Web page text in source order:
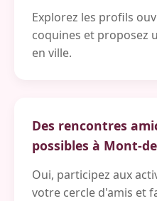
Explorez les profils
coquines et proposez
en ville.
Des rencontres
possibles à Mont-
Oui, participez aux
votre cercle d'amis et